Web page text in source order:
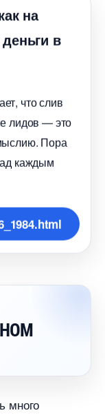
на
деньги
что сли
лидов — это
Пора
каждым
много